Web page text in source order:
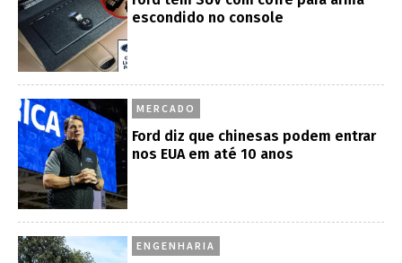
escondido no console
MERCADO
Ford diz que chinesas podem entrar
nos EUA em até 10 anos
ENGENHARIA